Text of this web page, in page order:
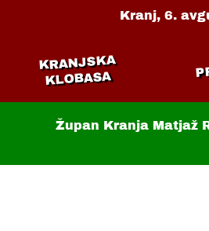
Kranj,6.
KRANJSKA
KLOBASA
Župan Kranja Matjaž